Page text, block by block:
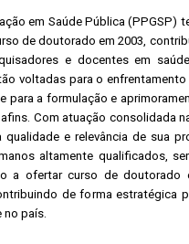
em Saúde Pública (PPGSP)
de doutorado em 2003,
e docentes em
voltadas para o
para a formulação e
Com atuação consolidada
qualidade e relevância de sua
altamente qualificados,
a ofertar curso de doutorado
de forma estratégica
país.